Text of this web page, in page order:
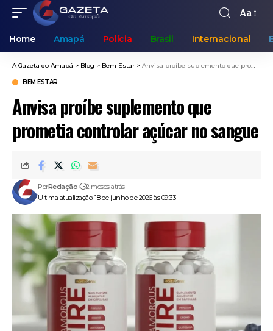
Aa
Home Amapá Polícia Brasil Internacional
A Gazeta do Amapá > Blog > Bem Estar > Anvisa proíbe suplemento que prometia controlar açúcar no sangue
BEM ESTAR
Anvisa proíbe suplemento que
prometia controlar açúcar no sangue
Ultima atualização: 18 de junho de 2026 às 09:33
PorRedação 2 meses atrás